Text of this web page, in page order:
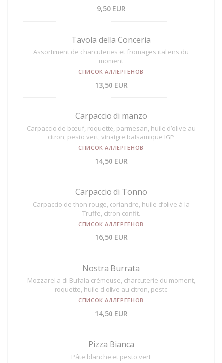
9,50 EUR
Tavola della Conceria
Assortiment de charcuteries et fromages italiens du
moment
СПИСОК АЛЛЕРГЕНОВ
13,50 EUR
Carpaccio di manzo
Carpaccio de bœuf, roquette, parmesan, huile d’olive au
citron, pesto vert, vinaigre balsamique IGP
СПИСОК АЛЛЕРГЕНОВ
14,50 EUR
Carpaccio di Tonno
Carpaccio de thon rouge, coriandre, huile d’olive à la
Truffe, citron confit.
СПИСОК АЛЛЕРГЕНОВ
16,50 EUR
Nostra Burrata
Mozzarella di Bufala crémeuse, charcuterie du moment,
roquette, huile d'olive au citron, pesto
СПИСОК АЛЛЕРГЕНОВ
14,50 EUR
Pizza Bianca
Pâte blanche et pesto vert